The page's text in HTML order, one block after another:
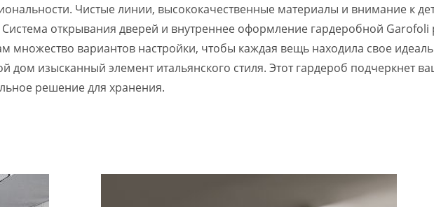
Чистые линии, высококачественные материалы и внимание к
открывания дверей и внутреннее оформление гардеробной
множество вариантов настройки, чтобы каждая вещь находила свое
дом изысканный элемент итальянского стиля. Этот гардероб подчеркнет
решение для хранения.